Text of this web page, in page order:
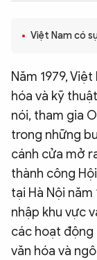
BẠN ĐỌC & CAND
ĐA PHƯƠNG TIỆN
eMagazine
Video
Infographic
Chuyên trang An
Chuyên đề
Việt Nam có
Năm 1979,
hóa và kỹ
nói, tham gia
trong những
cánh cửa mở
thành công
tại Hà Nội
nhập khu vực
các hoạt động
văn hóa và